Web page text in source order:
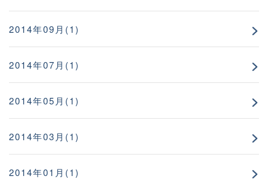
2014年09月(1)
2014年07月(1)
2014年05月(1)
2014年03月(1)
2014年01月(1)